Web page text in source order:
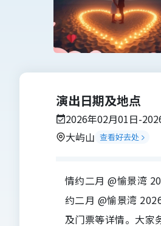
演出日期及地点
2026年02月01日-
大屿山 查看好去处
情约二月 @愉景湾
约二月 @愉景湾
及门票等详情。大家